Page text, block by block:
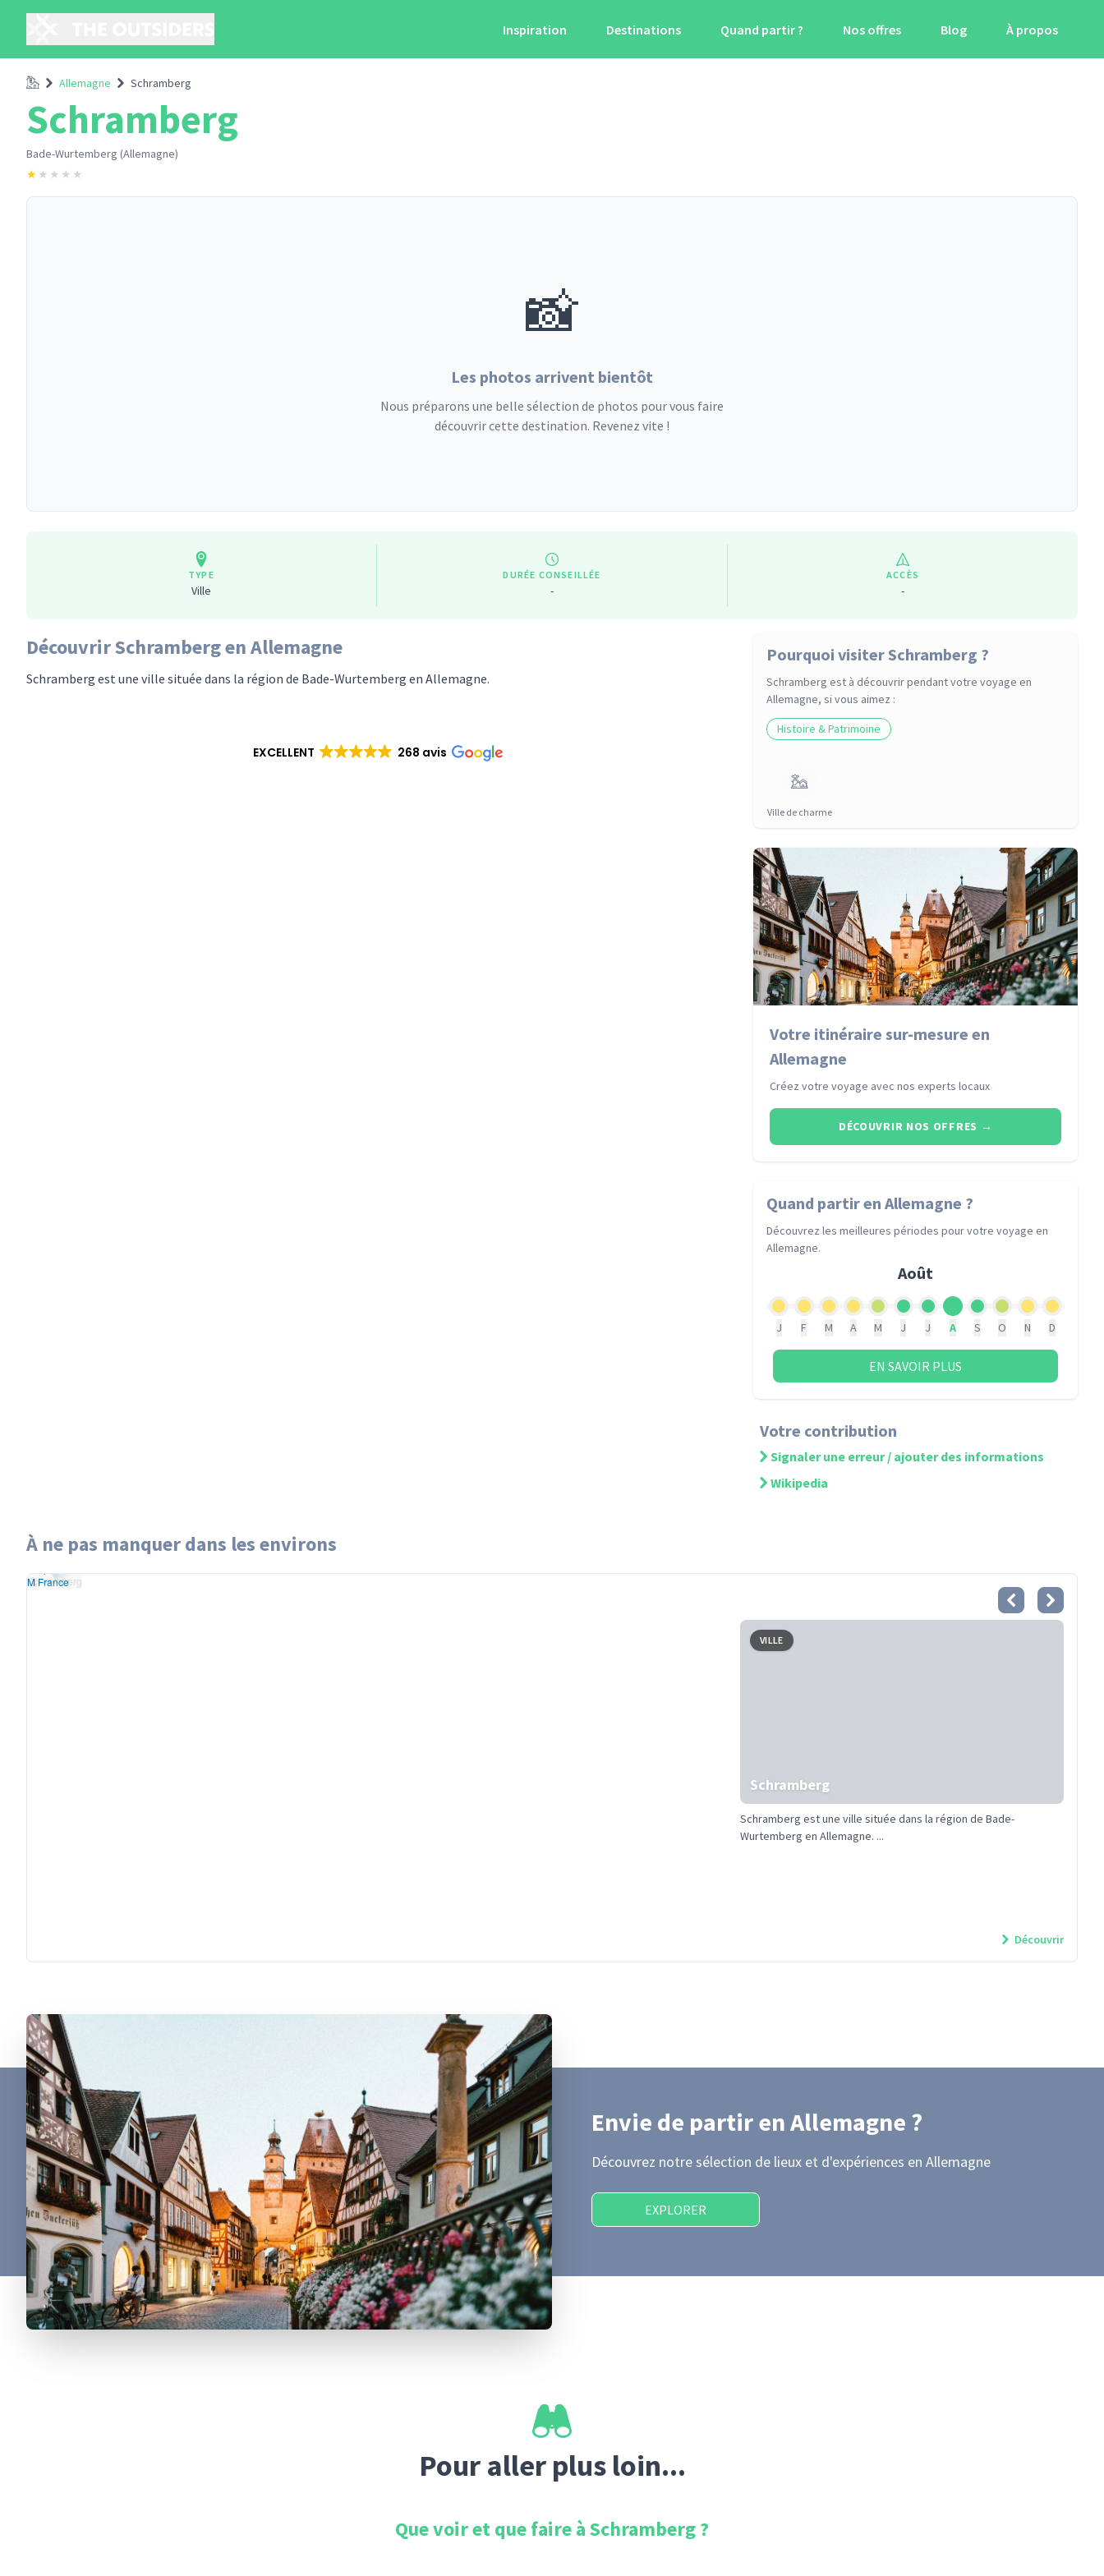
Inspiration Destinations Quand partir ? Nos offres Blog À propos
AccueilAllemagne Schramberg
Schramberg
Bade-Wurtemberg (Allemagne)
★ ★ ★ ★ ★
📸
Les photos arrivent bientôt
Nous préparons une belle sélection de photos pour vous faire
découvrir cette destination. Revenez vite !
TYPE
Ville
DURÉE CONSEILLÉE
-
ACCÈS
-
Découvrir Schramberg en Allemagne
Schramberg est une ville située dans la région de Bade-Wurtemberg en Allemagne.
EXCELLENT 268 avis
Pourquoi visiter Schramberg ?
Schramberg est à découvrir pendant votre voyage en
Allemagne, si vous aimez :
Histoire & Patrimoine
Ville de charme
Votre itinéraire sur-mesure en
Allemagne
Créez votre voyage avec nos experts locaux
DÉCOUVRIR NOS OFFRES →
Quand partiren Allemagne ?
Découvrez les meilleures périodes pour votre voyageen
Allemagne.
Août
J F M A M J J A S O N D
EN SAVOIR PLUS
Votre contribution
Signaler une erreur / ajouter des informations
Wikipedia
À ne pas manquer dans les environs
données ©
OSM France
Schramberg
VILLE
Schramberg
Schramberg est une ville située dans la région de Bade-
Wurtemberg en Allemagne. ...
Découvrir
Envie de partiren Allemagne ?
Découvrez notre sélection de lieux et d'expériences en Allemagne
EXPLORER
Pour aller plus loin...
Que voir et que faire àSchramberg?